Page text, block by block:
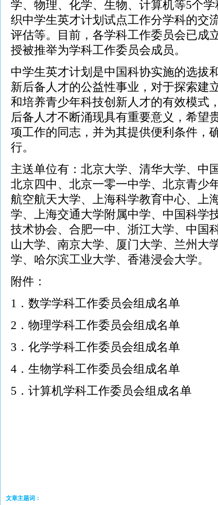
学、物理、化学、生物、计算机等5个
织中学生英才计划试点工作分学科的交
评估等。目前，各学科工作委员会已成
授被推举为学科工作委员会成员。
中学生英才计划是中国科协实施的选拔
新后备人才的公益性事业，对于探索建
和培养青少年科技创新人才的有效模式
后备人才不断涌现具有重要意义，希望
项工作的同志，并为其提供便利条件，
行。
主送单位有：北京大学、清华大学、中
北京四中、北京一零一中学、北京青少
航空航天大学、上海科学教育中心、上
学、上海交通大学附属中学、中国科学
技术协会、合肥一中、浙江大学、中国
山大学、南京大学、厦门大学、兰州大
学、哈尔滨工业大学、香港浸会大学。
附件：
1． 数学学科工作委员会组成名单
2． 物理学科工作委员会组成名单
3． 化学学科工作委员会组成名单
4． 生物学科工作委员会组成名单
5． 计算机学科工作委员会组成名单
文章主题词：